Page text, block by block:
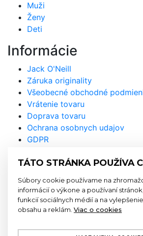
Muži
Ženy
Deti
Informácie
Jack O'Neill
Záruka originality
Všeobecné obchodné
Vrátenie tovaru
Doprava tovaru
Ochrana osobnych udajov
GDPR
Prihláste sa na
newslettra a
naše akcie a novinky
TÁTO STRÁNKA POUŽÍVA
Súbory cookie používame na
informácií o výkone a používaní
funkcií sociálnych médií a na
obsahu a reklám. Viac o cookies